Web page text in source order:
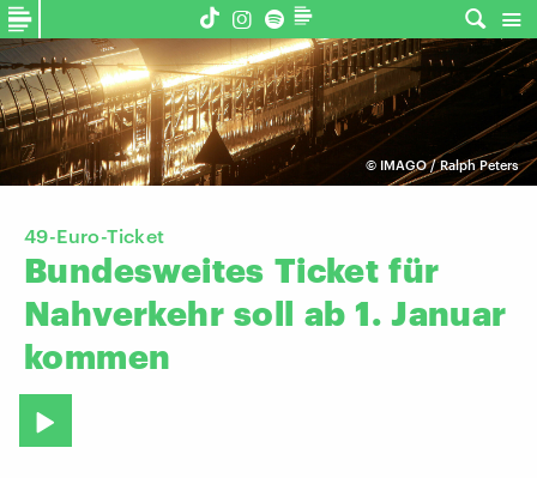
© IMAGO / Ralph Peters
49-Euro-Ticket
Bundesweites Ticket für
Nahverkehr soll ab 1. Januar
kommen